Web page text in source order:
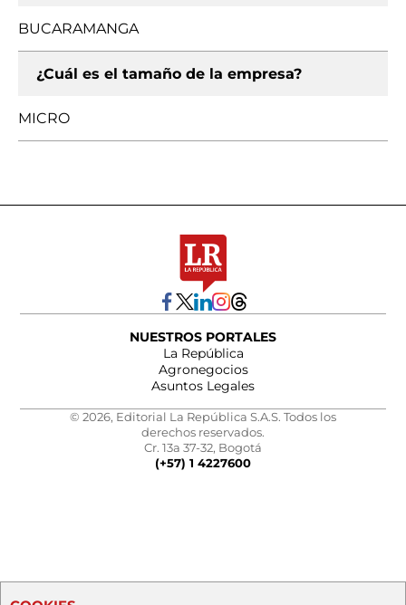
BUCARAMANGA
¿Cuál es el tamaño de la empresa?
MICRO
NUESTROS PORTALES
La República
Agronegocios
Asuntos Legales
© 2026, Editorial La República S.A.S. Todos los
derechos reservados.
Cr. 13a 37-32, Bogotá
(+57) 1 4227600